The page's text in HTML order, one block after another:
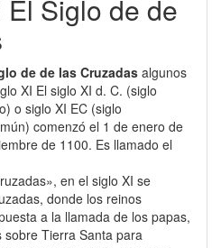
Siglo de de
de de las Cruzadas algunos
o siglo XI EC (siglo
comenzó el 1 de enero de
de 1100. Es llamado el
donde los reinos
a la llamada de los papas,
sobre Tierra Santa para